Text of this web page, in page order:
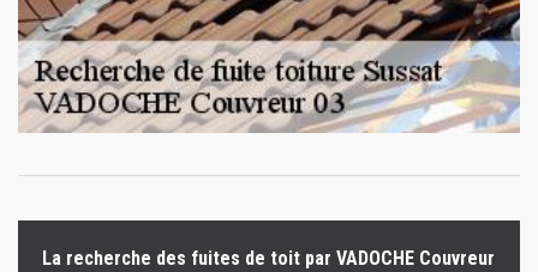
La recherche des fuites de toit par VADOCHE Couvreur